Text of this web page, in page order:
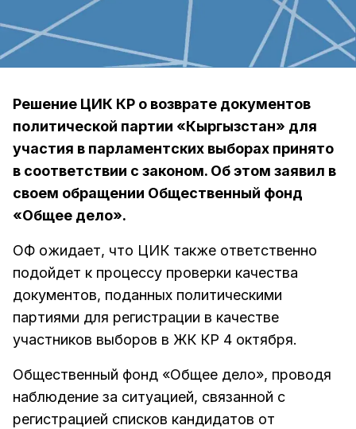
Решение ЦИК КР о возврате документов
политической партии «Кыргызстан» для
участия в парламентских выборах принято
в соответствии с законом. Об этом заявил в
своем обращении Общественный фонд
«Общее дело».
ОФ ожидает, что ЦИК также ответственно
подойдет к процессу проверки качества
документов, поданных политическими
партиями для регистрации в качестве
участников выборов в ЖК КР 4 октября.
Общественный фонд «Общее дело», проводя
наблюдение за ситуацией, связанной с
регистрацией списков кандидатов от